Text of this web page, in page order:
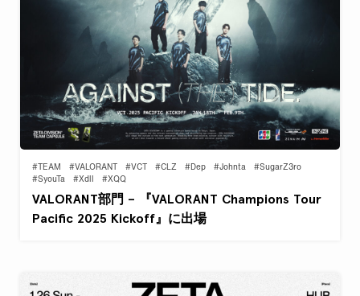
#TEAM #VALORANT #VCT #CLZ #Dep #Johnta
#SugarZ3ro
#SyouTa
#Xdll #XQQ
VALORANT部門 – 『VALORANT Champions Tour
Pacific 2025 Kickoff』に出場